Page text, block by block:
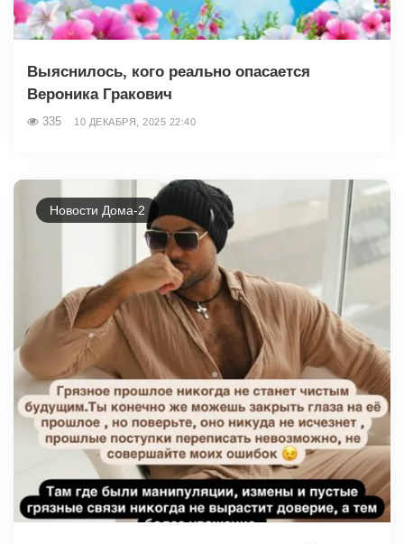
Выяснилось, кого реально опасается
Вероника Гракович
335 10 ДЕКАБРЯ, 2025 22:40
Новости Дома-2